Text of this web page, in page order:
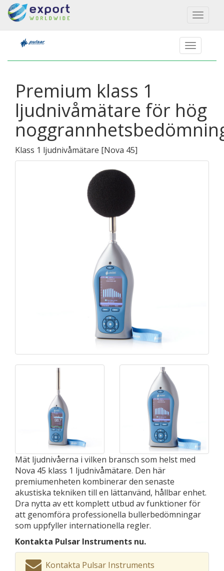
Toggle
Premium klass 1
ljudnivåmätare för hög
Klass 1 ljudnivåmätare [Nova 45]
Mät ljudnivåerna i vilken bransch som helst med
Nova 45 klass 1 ljudnivåmätare. Den här
premiumenheten kombinerar den senaste
akustiska tekniken till en lättanvänd, hållbar enhet.
Dra nytta av ett komplett utbud av funktioner för
att genomföra professionella bullerbedömningar
som uppfyller internationella regler.
Kontakta Pulsar Instruments nu.
Kontakta Pulsar Instruments